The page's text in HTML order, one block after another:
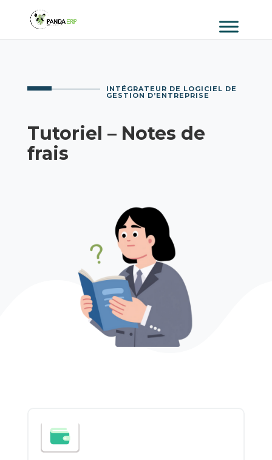
INTÉGRATEUR DE LOGICIEL DE
GESTION D’ENTREPRISE
Tutoriel – Notes de
frais